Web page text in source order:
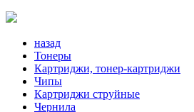
назад
Тонеры
Картриджи, тонер-картриджи
Чипы
Картриджи струйные
Чернила